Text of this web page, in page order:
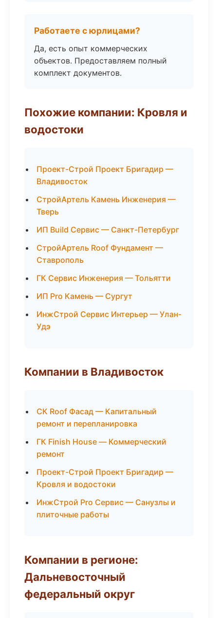
Работаете с юрлицами?
Да, есть опыт коммерческих
объектов. Предоставляем полный
комплект документов.
Похожие компании: Кровля и
водостоки
Проект-Строй Проект Бригадир —
Владивосток
СтройАртель Камень Инженерия —
Тверь
ИП Build Сервис — Санкт-Петербург
СтройАртель Roof Фундамент —
Ставрополь
ГК Сервис Инженерия — Тольятти
ИП Pro Камень — Сургут
ИнжСтрой Сервис Интерьер — Улан-
Удэ
Компании в Владивосток
СК Roof Фасад — Капитальный
ремонт и перепланировка
ГК Finish House — Коммерческий
ремонт
Проект-Строй Проект Бригадир —
Кровля и водостоки
ИнжСтрой Pro Сервис — Санузлы и
плиточные работы
Компании в регионе:
Дальневосточный
федеральный округ